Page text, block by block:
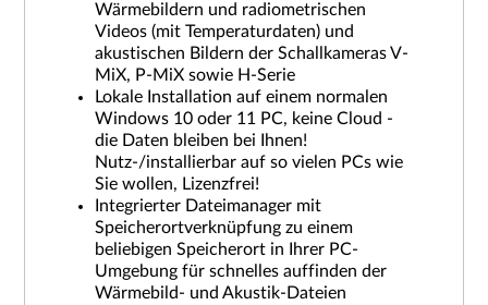
Wärmebildern und radiometrischen
Videos (mit Temperaturdaten) und
akustischen Bildern der Schallkameras V-
MiX, P-MiX sowie H-Serie
Lokale Installation auf einem normalen
Windows 10 oder 11 PC, keine Cloud -
die Daten bleiben bei Ihnen!
Nutz-/installierbar auf so vielen PCs wie
Sie wollen, Lizenzfrei!
Integrierter Dateimanager mit
Speicherortverknüpfung zu einem
beliebigen Speicherort in Ihrer PC-
Umgebung für schnelles auffinden der
Wärmebild- und Akustik-Dateien